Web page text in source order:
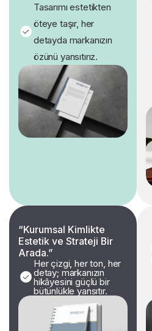
Tasarımı estetikten
öteye taşır, her
detayda markanızın
özünü yansıtırız.
Her çizgi, her ton, her
detay; markanızın
hikâyesini güçlü bir
bütünlükle yansıtır.
“Kurumsal Kimlikte
Estetik ve Strateji Bir
Arada.”